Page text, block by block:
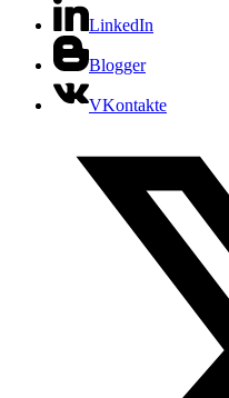
LinkedIn
Blogger
VKontakte